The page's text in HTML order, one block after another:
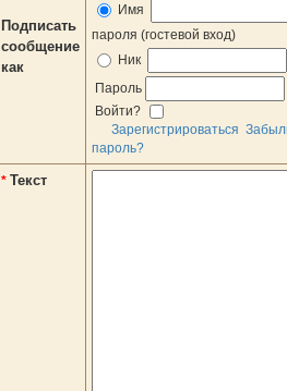
Подписать
сообщение
как
Имя
пароля (гостевой вход)
Ник
Пароль
Войти?
Зарегистрироваться
пароль?
* Текст